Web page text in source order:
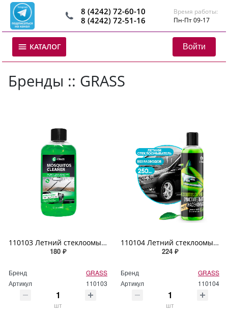
8 (4242) 72-60-10
8 (4242) 72-51-16
Время работы:
Пн-Пт 09-17
КАТАЛОГ Войти
Бренды :: GRASS
110103 Летний стеклоомыватель GRASS "Mosquitos Cleaner" (концентрат) 1л
180 ₽
Бренд
GRASS
Артикул
110103
шт
110104 Летний стеклоомыватель GRASS "Mosquitos Cleaner" (суперконцентрат) 250мл
224 ₽
Бренд
GRASS
Артикул
110104
шт